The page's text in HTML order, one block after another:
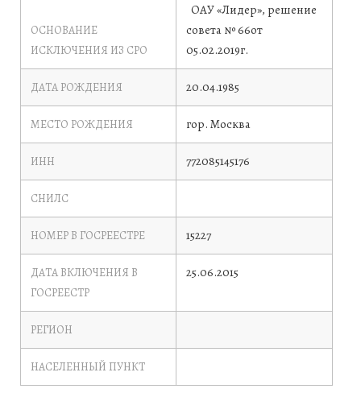
ОСНОВАНИЕ
ИСКЛЮЧЕНИЯ ИЗ СРО
ОАУ «Лидер», решение
совета № 66от
05.02.2019г.
ДАТА РОЖДЕНИЯ 20.04.1985
МЕСТО РОЖДЕНИЯ гор. Москва
ИНН 772085145176
СНИЛС
НОМЕР В ГОСРЕЕСТРЕ 15227
ДАТА ВКЛЮЧЕНИЯ В
ГОСРЕЕСТР
25.06.2015
РЕГИОН
НАСЕЛЕННЫЙ ПУНКТ